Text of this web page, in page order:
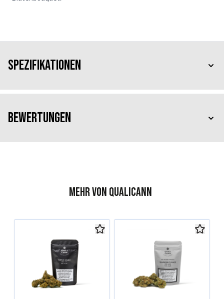
Spezifikationen
Bewertungen
Mehr von Qualicann